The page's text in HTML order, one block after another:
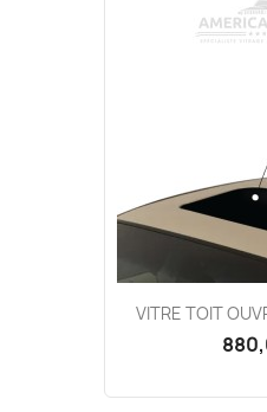
VITRE TOIT